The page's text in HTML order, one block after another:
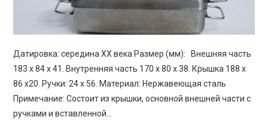
Датировка: середина XX века Размер (мм): Внешняя часть
183 х 84 х 41. Внутренняя часть 170 х 80 х 38. Крышка 188 х
86 х20. Ручки: 24 х 56. Материал: Нержавеющая сталь
Примечание: Состоит из крышки, основной внешней части с
ручками и вставленной…